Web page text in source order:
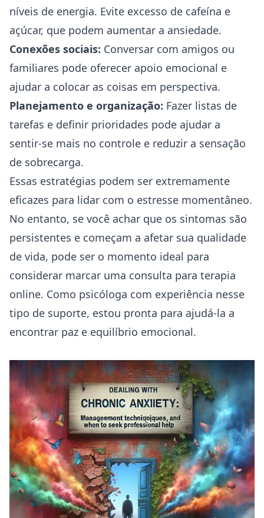
níveis de energia. Evite excesso de cafeína e
açúcar, que podem aumentar a ansiedade.
Conexões sociais: Conversar com amigos ou
familiares pode oferecer apoio emocional e
ajudar a colocar as coisas em perspectiva.
Planejamento e organização: Fazer listas de
tarefas e definir prioridades pode ajudar a
sentir-se mais no controle e reduzir a sensação
de sobrecarga.
Essas estratégias podem ser extremamente
eficazes para lidar com o estresse momentâneo.
No entanto, se você achar que os sintomas são
persistentes e começam a afetar sua qualidade
de vida, pode ser o momento ideal para
considerar marcar uma consulta para terapia
online. Como psicóloga com experiência nesse
tipo de suporte, estou pronta para ajudá-la a
encontrar paz e equilíbrio emocional.